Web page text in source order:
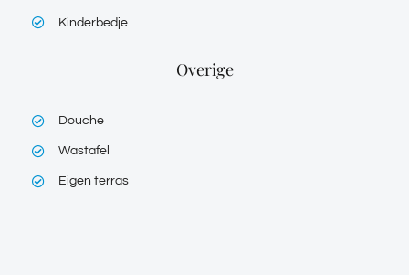
Kinderbedje
Overige
Douche
Wastafel
Eigen terras